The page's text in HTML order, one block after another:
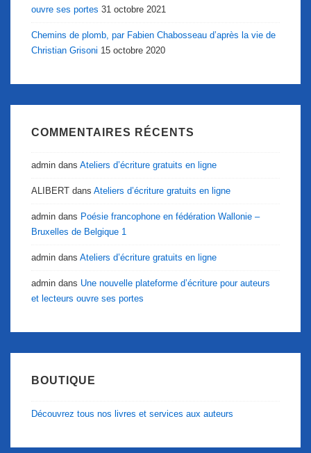
ouvre ses portes 31 octobre 2021
Chemins de plomb, par Fabien Chabosseau d’après la vie de
Christian Grisoni 15 octobre 2020
COMMENTAIRES RÉCENTS
admin dans Ateliers d’écriture gratuits en ligne
ALIBERT dans Ateliers d’écriture gratuits en ligne
admin dans Poésie francophone en fédération Wallonie –
Bruxelles de Belgique 1
admin dans Ateliers d’écriture gratuits en ligne
admin dans Une nouvelle plateforme d’écriture pour auteurs
et lecteurs ouvre ses portes
BOUTIQUE
Découvrez tous nos livres et services aux auteurs